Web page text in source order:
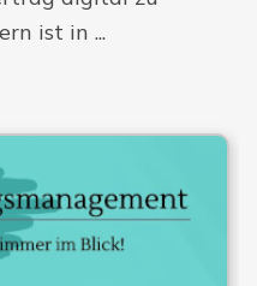
ist in ...